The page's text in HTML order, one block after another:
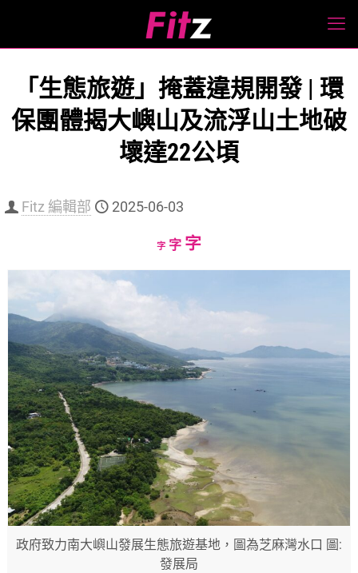
「生態旅遊」掩蓋違規開發 | 環
保團體揭大嶼山及流浮山土地破
壞達22公頃
Fitz 編輯部 2025-06-03
字Decrease
字Reset
字Increase
政府致力南大嶼山發展生態旅遊基地，圖為芝麻灣水口 圖:
發展局